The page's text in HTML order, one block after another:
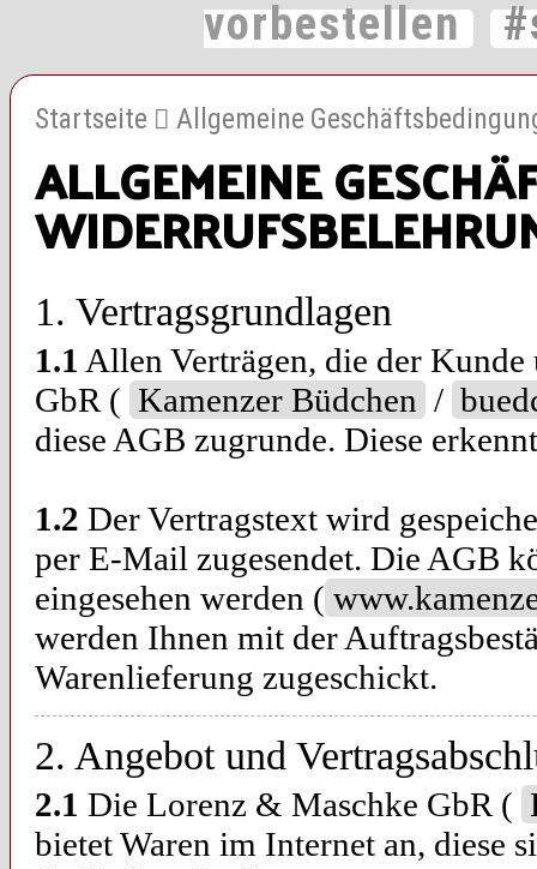
vorbestellen
Startseite Allgemeine
ALLGEMEINE
1. Vertragsgrundlagen
1.1 Allen Verträgen, die der
GbR ( Kamenzer Büdchen /
diese AGB zugrunde. Diese
1.2 Der Vertragstext wird
per E-Mail zugesendet. Die AGB
eingesehen werden (
werden Ihnen mit der
Warenlieferung zugeschickt.
2. Angebot und
2.1 Die Lorenz & Maschke GbR (
bietet Waren im Internet an, diese